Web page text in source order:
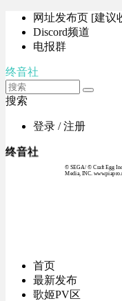
网址发布页 [建议
Discord频道
电报群
终音社
搜索
登录 / 注册
终音社
© SEGA / © Craft Egg
Media, INC.
首页
最新发布
歌姬PV区